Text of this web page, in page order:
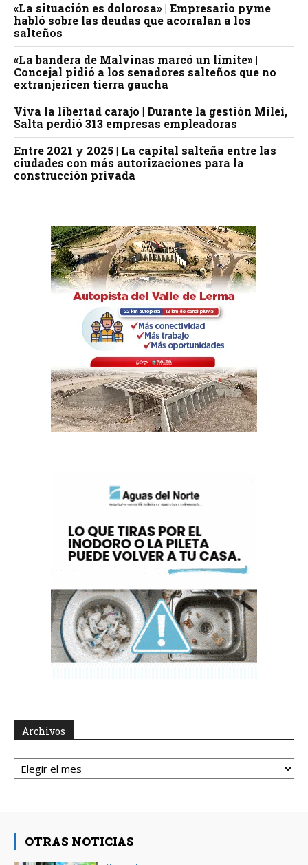
«La situación es dolorosa» | Empresario pyme
habló sobre las deudas que acorralan a los
salteños
«La bandera de Malvinas marcó un límite» |
Concejal pidió a los senadores salteños que no
extranjericen tierra gaucha
Viva la libertad carajo | Durante la gestión Milei,
Salta perdió 313 empresas empleadoras
Entre 2021 y 2025 | La capital salteña entre las
ciudades con más autorizaciones para la
construcción privada
Archivos
Archivos
OTRAS NOTICIAS